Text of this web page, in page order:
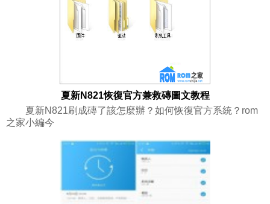
夏新N821恢復官方兼救磚圖文教程
夏新N821刷成磚了該怎麼辦？如何恢復官方系統？rom
之家小編今